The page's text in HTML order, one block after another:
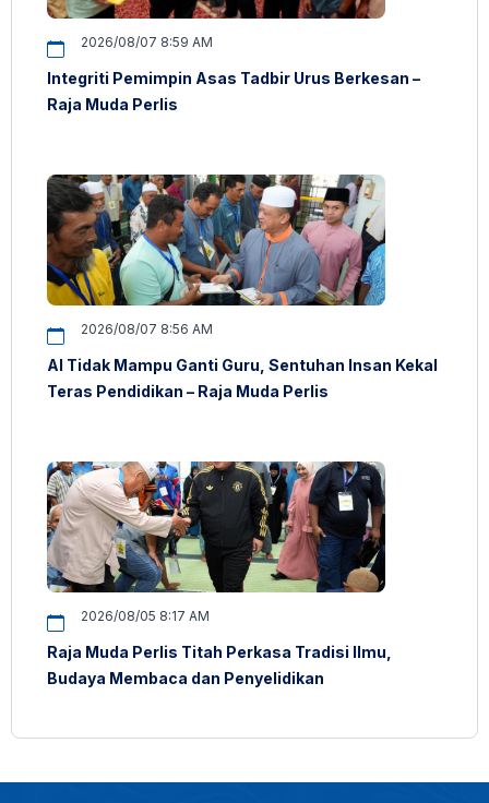
2026/08/07 8:59 AM
Integriti Pemimpin Asas Tadbir Urus Berkesan –
Raja Muda Perlis
2026/08/07 8:56 AM
AI Tidak Mampu Ganti Guru, Sentuhan Insan Kekal
Teras Pendidikan – Raja Muda Perlis
2026/08/05 8:17 AM
Raja Muda Perlis Titah Perkasa Tradisi Ilmu,
Budaya Membaca dan Penyelidikan